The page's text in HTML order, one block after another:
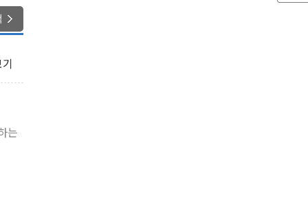
억원 돌파
융 지원
바구니에 홈플러스 담아달라" 호소
종목이 두 배 넘어
는